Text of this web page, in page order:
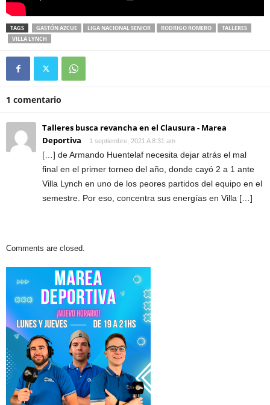
TAGS GASTÓN AZCUE LIGA NACIONAL SENIOR RODRIGO ROMERO
TALLERES
VILLA LYNCH
1 comentario
Talleres busca revancha en el Clausura - Marea
Deportiva
1 septiembre, 2021 A 8:31 am
[…] de Armando Huentelaf necesita dejar atrás el mal
final en el primer torneo del año, donde cayó 2 a 1 ante
Villa Lynch en uno de los peores partidos del equipo en el
semestre. Por eso, concentra sus energías en Villa […]
Comments are closed.